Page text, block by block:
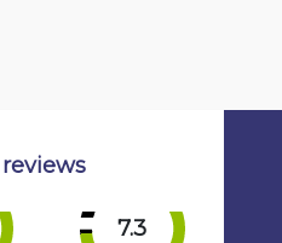
7.3